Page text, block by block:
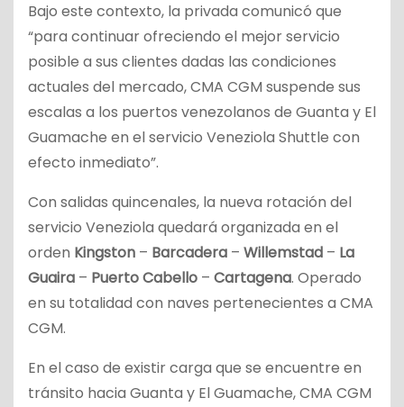
Bajo este contexto, la privada comunicó que
“para continuar ofreciendo el mejor servicio
posible a sus clientes dadas las condiciones
actuales del mercado, CMA CGM suspende sus
escalas a los puertos venezolanos de Guanta y El
Guamache en el servicio Veneziola Shuttle con
efecto inmediato”.
Con salidas quincenales, la nueva rotación del
servicio Veneziola quedará organizada en el
orden Kingston – Barcadera – Willemstad – La
Guaira – Puerto Cabello – Cartagena. Operado
en su totalidad con naves pertenecientes a CMA
CGM.
En el caso de existir carga que se encuentre en
tránsito hacia Guanta y El Guamache, CMA CGM